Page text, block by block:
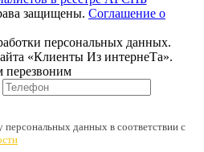
защищены. Соглашение о
персональных данных.
«Клиенты Из интернеТа».
персональных данных в соответствии с